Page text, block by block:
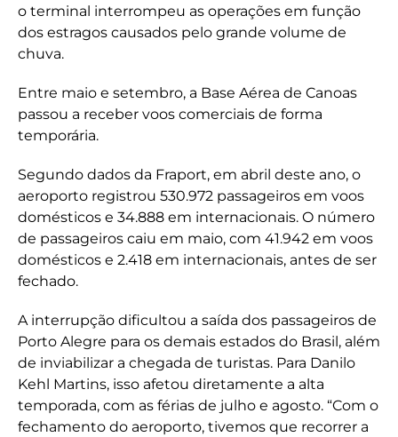
o terminal interrompeu as operações em função
dos estragos causados pelo grande volume de
chuva.
Entre maio e setembro, a Base Aérea de Canoas
passou a receber voos comerciais de forma
temporária.
Segundo dados da Fraport, em abril deste ano, o
aeroporto registrou 530.972 passageiros em voos
domésticos e 34.888 em internacionais. O número
de passageiros caiu em maio, com 41.942 em voos
domésticos e 2.418 em internacionais, antes de ser
fechado.
A interrupção dificultou a saída dos passageiros de
Porto Alegre para os demais estados do Brasil, além
de inviabilizar a chegada de turistas. Para Danilo
Kehl Martins, isso afetou diretamente a alta
temporada, com as férias de julho e agosto. “Com o
fechamento do aeroporto, tivemos que recorrer a